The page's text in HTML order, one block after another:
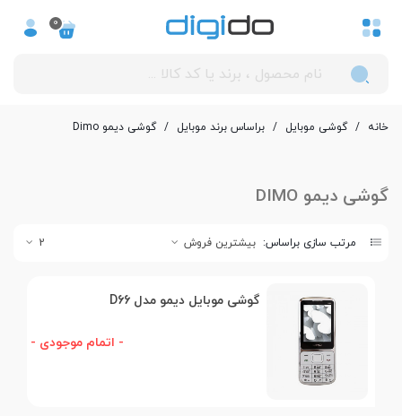
0
خانه / گوشی موبایل / بر‌اساس برند موبایل / گوشی دیمو Dimo
گوشی دیمو DIMO
مرتب سازی براساس: بیشترین فروش 2
گوشی موبایل دیمو مدل D66
- اتمام موجودی -